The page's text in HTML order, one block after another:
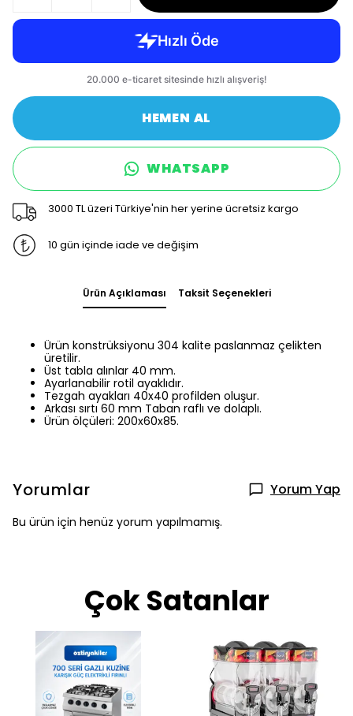
HEMEN AL
WHATSAPP
3000 TL üzeri Türkiye'nin her yerine ücretsiz kargo
10 gün içinde iade ve değişim
Ürün Açıklaması Taksit Seçenekleri
Ürün konstrüksiyonu 304 kalite paslanmaz çelikten
üretilir.
Üst tabla alınlar 40 mm.
Ayarlanabilir rotil ayaklıdır.
Tezgah ayakları 40x40 profilden oluşur.
Arkası sırtı 60 mm Taban raflı ve dolaplı.
Ürün ölçüleri: 200x60x85.
Yorumlar Yorum Yap
Bu ürün için henüz yorum yapılmamış.
Çok Satanlar